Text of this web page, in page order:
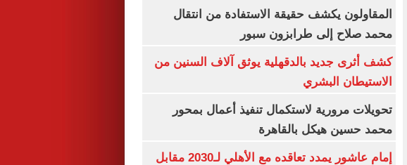
المقاولون يكشف حقيقة الاستفادة من انتقال
محمد صلاح إلى طرابزون سبور
كشف أثرى جديد بالدقهلية يوثق آلاف السنين من
الاستيطان البشري
تحويلات مرورية لاستكمال تنفيذ أعمال بمحور
محمد حسين هيكل بالقاهرة
إمام عاشور يمدد تعاقده مع الأهلي لـ2030 مقابل